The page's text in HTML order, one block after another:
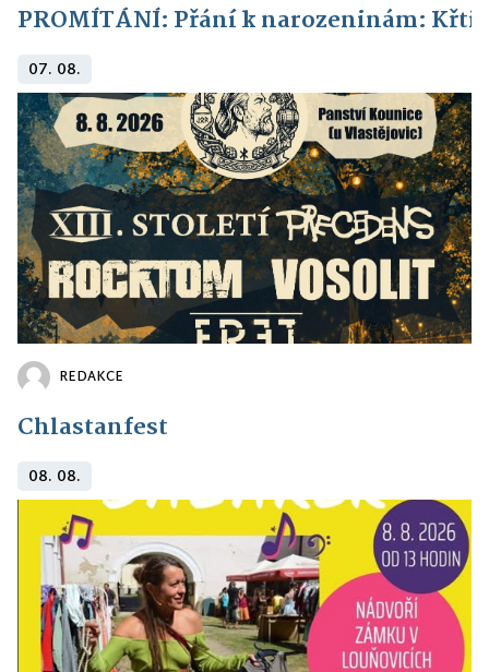
PROMÍTÁNÍ: Přání k narozeninám:
07. 08.
REDAKCE
Chlastanfest
08. 08.